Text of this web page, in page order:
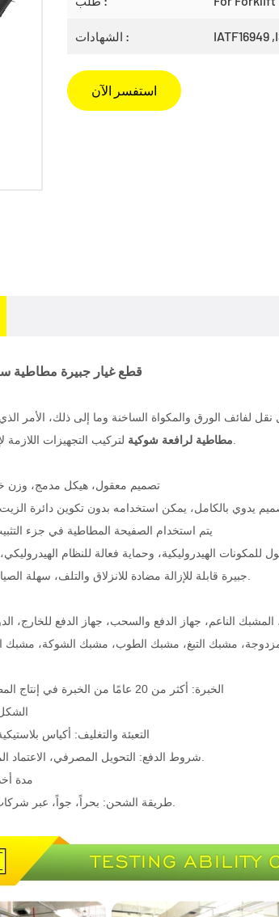
الشهادات : IATF16949
استفسر الآن
قطع غيار جبيرة مطاطية
لفائف الورق والمكواة الساخنة وما إلى ذلك، الأمر
مطاطية لرافعة شوكيةلتركيب التجهيزات اللازمة لإتمام الوظيفة الخاصة.
تصميم معقول، هيكل مدمج، وزن
يدوي بالكامل، يمكن استخدامه بدون تكوين دائرة الزيت
· يتم استخدام الصفيحة المطاطية في جزء
للمكونات الهيدروليكية، وحماية فعالة للنظام
• جبيرة قابلة للإزالة مضادة للانزلاق والتلف، سهلة الصيانة وموفرة للتكاليف.
جهاز الدفع والسحب، جهاز الدفع للخارج،
الخبرة: أكثر من 20 عامًا من الخبرة في إنتاج المطاط للمعدات الأصلية
التعبئة والتغليف: أكياس
شروط الدفع: التحويل المصرفي، الاعتماد المستندي، وما إلى ذلك.
مدة أخذ
طريقة الشحن: بحراً، جواً، عبر شركات الشحن السريع، إلخ.